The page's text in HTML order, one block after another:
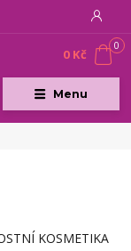
Menu
0
0 Kč
KOSMETIKA